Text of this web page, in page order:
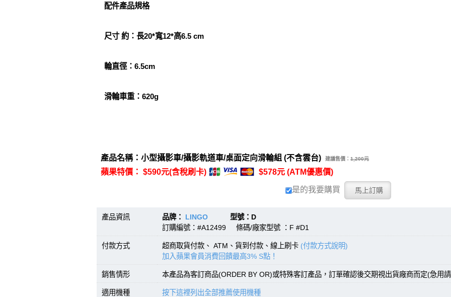
配件產品規格
尺寸 約：長20*寬12*高6.5 cm
輪直徑：6.5cm
滑輪車重：620g
產品名稱：小型攝影車/攝影軌道車/桌面定向滑輪組 (不含雲台) 建議售價： 1,200元
蘋果特價： $590元(含稅刷卡) $578元 (ATM優惠價)
是的我要購買
產品資訊 品牌： LINGO 型號：D
訂購編號：#A12499 條碼/廠家型號 ：F #D1
付款方式 超商取貨付款、 ATM、貨到付款、線上刷卡 (付款方式說明)
加入蘋果會員消費回饋最高3% S點！
銷售情形 本產品為客訂商品(ORDER BY OR)或特殊客訂產品，訂單確認後交期視出貨廠商而定(急用
適用機種 按下這裡列出全部推薦使用機種